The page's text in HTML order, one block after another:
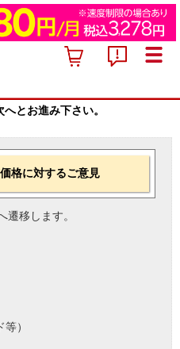
とお進み下さい。
格に対するご意見
遷移します。
）